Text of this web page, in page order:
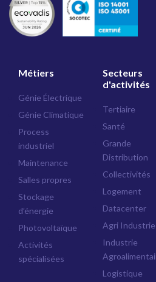
Métiers
Génie Électrique
Génie Climatique
Process
industriel
Maintenance
Salles propres
Stockage
d’énergie
Photovoltaïque
Activités
spécialisées
Secteurs
d'activités
Tertiaire
Santé
Grande
Distribution
Collectivités
Logement
Datacenter
Agri Industrie
Industrie
Logistique